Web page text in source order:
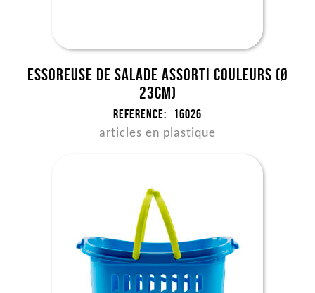
Essoreuse de salade assorti couleurs (Ø
23cm)
Reference: 16026
articles en plastique